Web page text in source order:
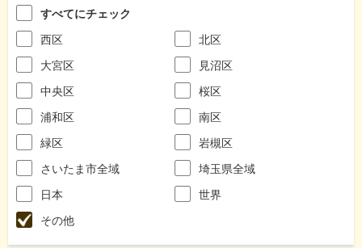
すべてにチェック
西区
北区
大宮区
見沼区
中央区
桜区
浦和区
南区
緑区
岩槻区
さいたま市全域
埼玉県全域
日本
世界
その他